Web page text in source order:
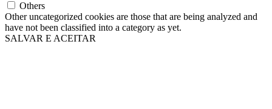
Others
Other uncategorized cookies are those that are being analyzed and
have not been classified into a category as yet.
SALVAR E ACEITAR